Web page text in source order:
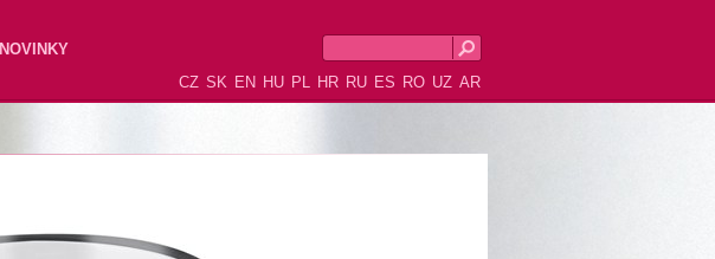
NOVINKY
CZ SK EN HU PL HR RU ES RO UZ AR